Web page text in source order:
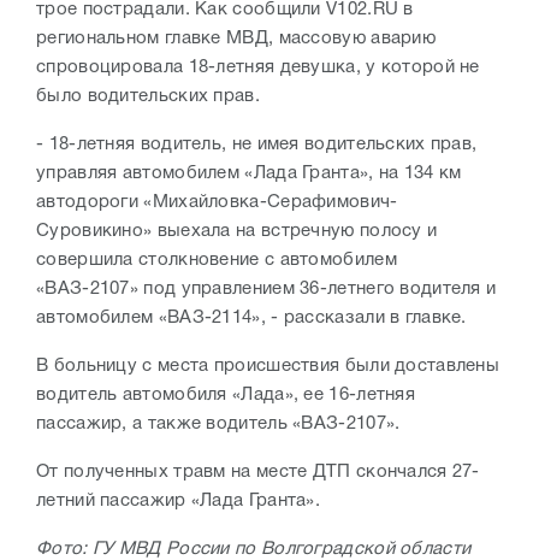
трое пострадали. Как сообщили V102.RU в
региональном главке МВД, массовую аварию
спровоцировала 18-летняя девушка, у которой не
было водительских прав.
- 18-летняя водитель, не имея водительских прав,
управляя автомобилем «Лада Гранта», на 134 км
автодороги «Михайловка-Серафимович-
Суровикино» выехала на встречную полосу и
совершила столкновение с автомобилем
«ВАЗ-2107» под управлением 36-летнего водителя и
автомобилем «ВАЗ-2114», - рассказали в главке.
В больницу с места происшествия были доставлены
водитель автомобиля «Лада», ее 16-летняя
пассажир, а также водитель «ВАЗ-2107».
От полученных травм на месте ДТП скончался 27-
летний пассажир «Лада Гранта».
Фото: ГУ МВД России по Волгоградской области